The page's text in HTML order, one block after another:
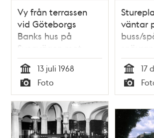
Vy från terrassen
vid Göteborgs
Banks hus på
Sveavägen mot
Sergelstorgsfontänen.
I fonden kv. Skansen
och Fyrmörsaren
med fasadreklam
för bland andra
Luxor, Fiat, Pommac
och Tend
Tid
13 juli 1968
Typ
Foto
väntar
buss/
och
Tid
17
Typ